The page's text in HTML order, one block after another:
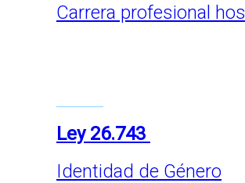
Carrera profesional
Ley 26.743
Identidad de Género